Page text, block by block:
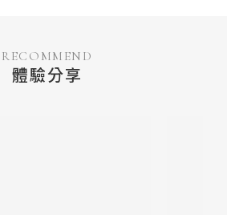
RECOMMEND
體驗分享